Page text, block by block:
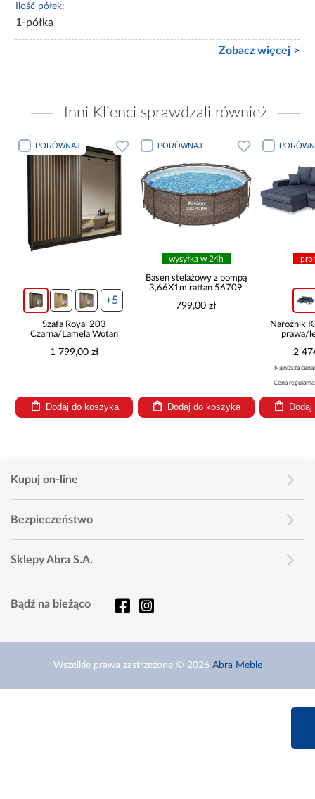
Ilość półek:
1-półka
Zobacz więcej >
Inni Klienci sprawdzali również
PORÓWNAJ
+5
Szafa Royal 203
Czarna/Lamela Wotan
1 799,00 zł
Dodaj do koszyka
PORÓWNAJ
wysyłka w 24h
Basen stelażowy z pompą
3,66X1m rattan 56709
799,00 zł
Dodaj do koszyka
Narożnik
prawa/
2
Najniższa
Cena
Kupuj on-line
Bezpieczeństwo
Sklepy Abra S.A.
Bądź na bieżąco
Wszelkie prawa zastrzeżone © 2026 Abra Meble